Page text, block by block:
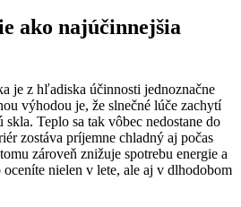
ako najúčinnejšia
je z hľadiska účinnosti jednoznačne
výhodou je, že slnečné lúče zachytí
skla. Teplo sa tak vôbec nedostane do
zostáva príjemne chladný aj počas
zároveň znižuje spotrebu energie a
nielen v lete, ale aj v dlhodobom